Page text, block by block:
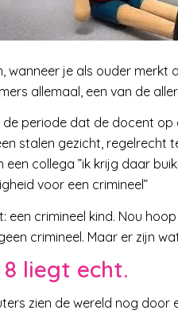
wanneer je als ouder merkt
allemaal, een van de
periode dat de docent
stalen gezicht, regelrecht
een collega ”ik krijg daar
voor een crimineel”
een crimineel kind. Nou
crimineel. Maar er zijn
liegt echt.
zien de wereld nog